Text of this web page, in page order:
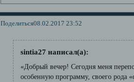
Поделиться08.02.2017 23:52
sintia27 написал(а):
«Добрый вечер! Сегодня меня
особенную программу, своего рода